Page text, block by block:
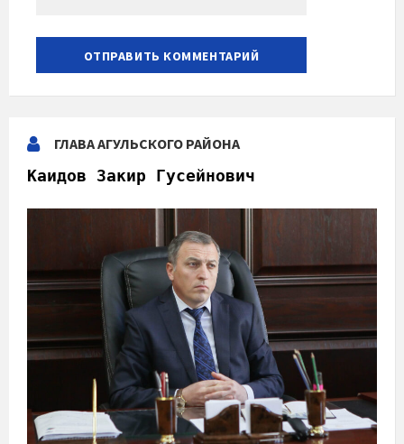
ГЛАВА АГУЛЬСКОГО РАЙОНА
Каидов Закир Гусейнович